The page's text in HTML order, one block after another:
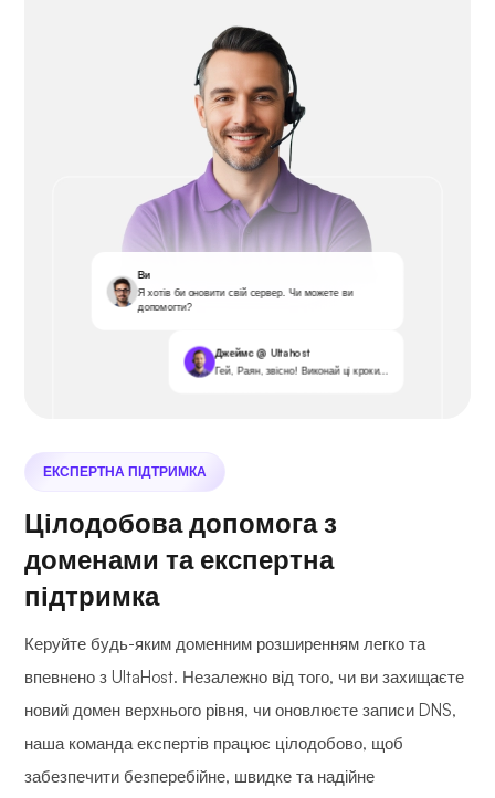
Ви
Я хотів би оновити свій сервер. Чи можете ви
допомогти?
Джеймс @ Ultahost
Гей, Раян, звісно! Виконай ці кроки...
ЕКСПЕРТНА ПІДТРИМКА
Цілодобова допомога з
доменами та експертна
підтримка
Керуйте будь-яким доменним розширенням легко та
впевнено з UltaHost. Незалежно від того, чи ви захищаєте
новий домен верхнього рівня, чи оновлюєте записи DNS,
наша команда експертів працює цілодобово, щоб
забезпечити безперебійне, швидке та надійне